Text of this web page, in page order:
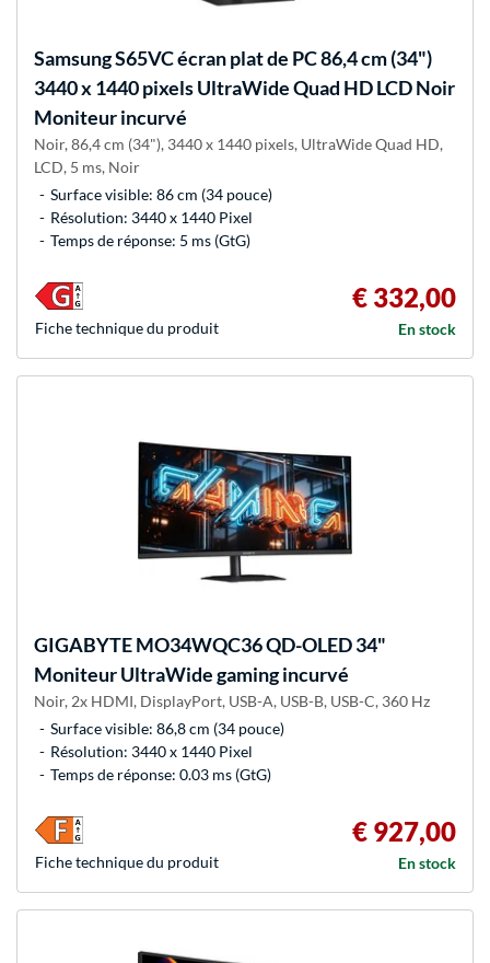
SamsungS65VC écran plat de PC 86,4 cm (34")
3440 x 1440 pixels UltraWide Quad HD LCD Noir
Moniteur incurvé
Noir, 86,4 cm (34"), 3440 x 1440 pixels, UltraWide Quad HD,
LCD, 5 ms, Noir
Surface visible: 86 cm (34 pouce)
Résolution: 3440 x 1440 Pixel
Temps de réponse: 5 ms (GtG)
€ 332,00
En stock
Fiche technique du produit
GIGABYTEMO34WQC36 QD-OLED 34"
Moniteur UltraWide gaming incurvé
Noir, 2x HDMI, DisplayPort, USB-A, USB-B, USB-C, 360 Hz
Surface visible: 86,8 cm (34 pouce)
Résolution: 3440 x 1440 Pixel
Temps de réponse: 0.03 ms (GtG)
€ 927,00
En stock
Fiche technique du produit